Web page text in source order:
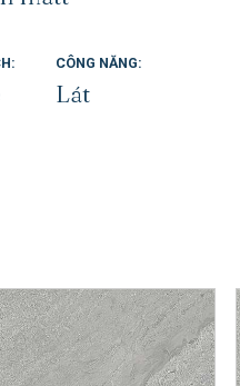
CÔNG NĂNG:
Lát